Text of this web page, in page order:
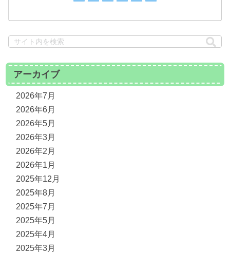
アーカイブ
2026年7月
2026年6月
2026年5月
2026年3月
2026年2月
2026年1月
2025年12月
2025年8月
2025年7月
2025年5月
2025年4月
2025年3月